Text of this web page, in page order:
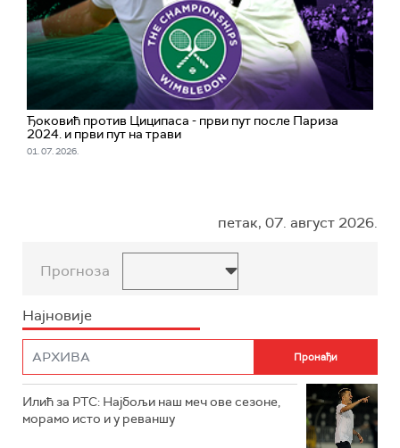
Ђоковић против Циципаса - први пут после Париза
2024. и први пут на трави
01. 07. 2026.
петак, 07. август 2026.
Прогноза
Најновије
Илић за РТС: Најбољи наш меч ове сезоне,
морамо исто и у реваншу